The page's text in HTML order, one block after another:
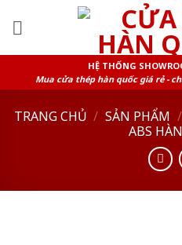
HỆ THỐNG
Mua cửa thép hàn quốc giá rẻ -
TRANG CHỦ / SẢN PHẨM /
ABS